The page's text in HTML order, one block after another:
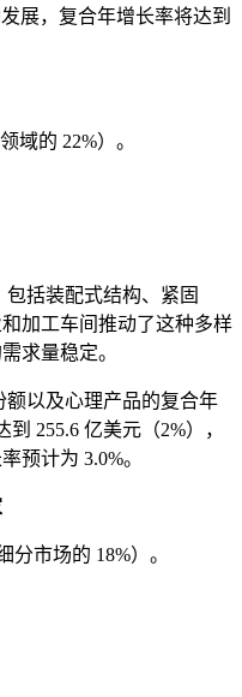
展，复合年增长率将达到
域的 22%）。
括装配式结构、紧固
加工车间推动了这种多样
求量稳定。
额以及心理产品的复合年
255.6 亿美元（2%），
预计为 3.0%。
分市场的 18%）。